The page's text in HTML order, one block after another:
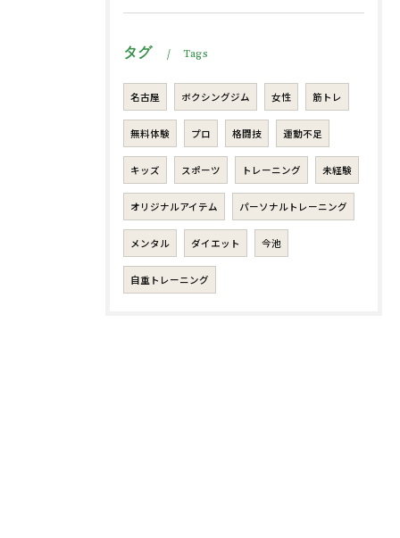
タグ Tags
名古屋 ボクシングジム 女性 筋トレ
無料体験 プロ 格闘技 運動不足
キッズ スポーツ トレーニング 未経験
オリジナルアイテム パーソナルトレーニング
メンタル ダイエット 今池
自重トレーニング